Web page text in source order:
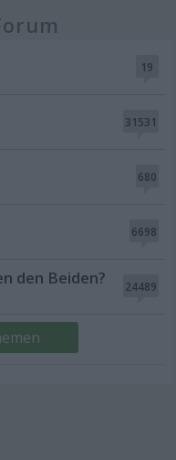
19
31531
680
6698
24489
den Beiden?